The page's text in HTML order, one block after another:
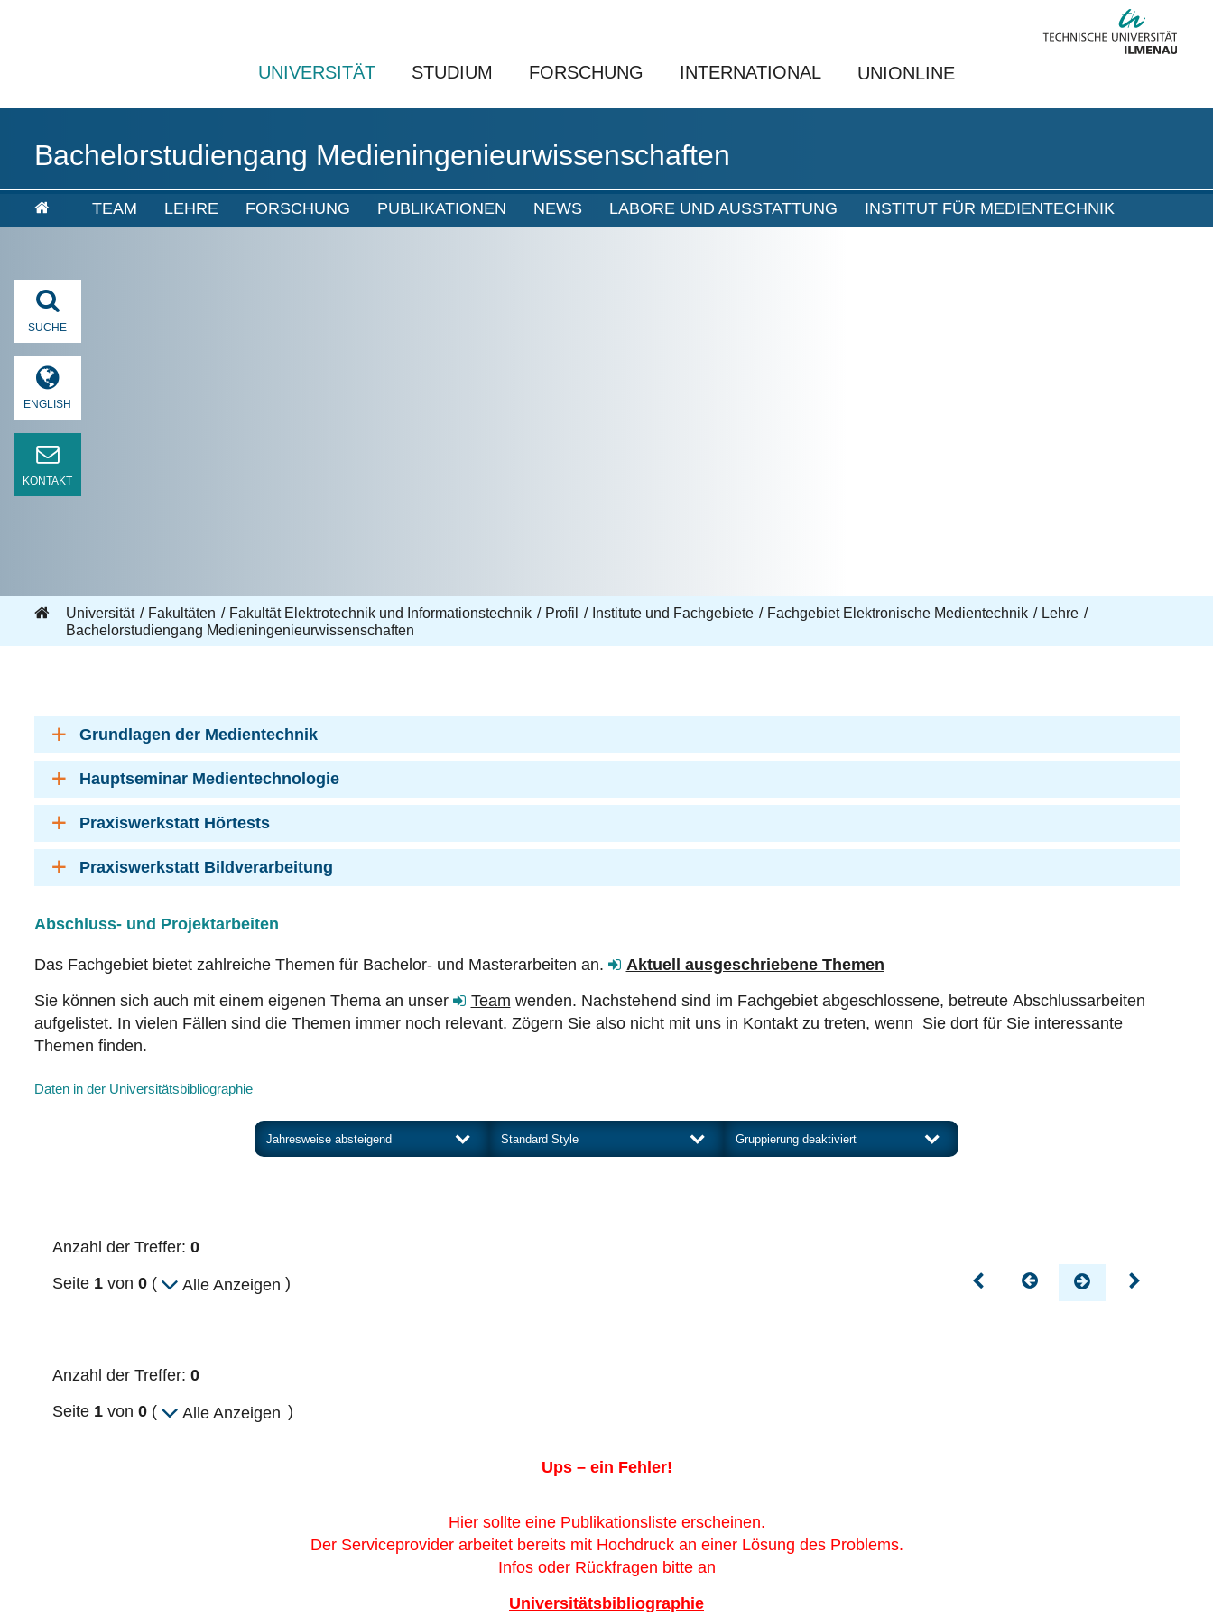
UNIVERSITÄT STUDIUM FORSCHUNG INTERNATIONAL UNIONLINE
Bachelorstudiengang Medieningenieurwissenschaften
TEAM LEHRE FORSCHUNG PUBLIKATIONEN NEWS LABORE UND AUSSTATTUNG INSTITUT FÜR MEDIENTECHNIK
SUCHE
ENGLISH
KONTAKT
Universität Fakultäten Fakultät Elektrotechnik und Informationstechnik Profil Institute und Fachgebiete Fachgebiet Elektronische Medientechnik
Lehre
Bachelorstudiengang Medieningenieurwissenschaften
Grundlagen der Medientechnik
Hauptseminar Medientechnologie
Praxiswerkstatt Hörtests
Praxiswerkstatt Bildverarbeitung
Abschluss- und Projektarbeiten
Das Fachgebiet bietet zahlreiche Themen für Bachelor- und Masterarbeiten an.
Aktuell ausgeschriebene Themen
Sie können sich auch mit einem eigenen Thema an unser
Team wenden. Nachstehend sind im Fachgebiet abgeschlossene, betreute Abschlussarbeiten
aufgelistet. In vielen Fällen sind die Themen immer noch relevant. Zögern Sie also nicht mit uns in Kontakt zu treten, wenn Sie dort für Sie interessante
Themen finden.
Daten in der Universitätsbibliographie
Anzahl der Treffer: 0
Seite 1 von 0 ( Alle Anzeigen )
Anzahl der Treffer: 0
Seite 1 von 0 ( Alle Anzeigen )
Ups – ein Fehler!
Hier sollte eine Publikationsliste erscheinen.
Der Serviceprovider arbeitet bereits mit Hochdruck an einer Lösung des Problems.
Infos oder Rückfragen bitte an
Universitätsbibliographie